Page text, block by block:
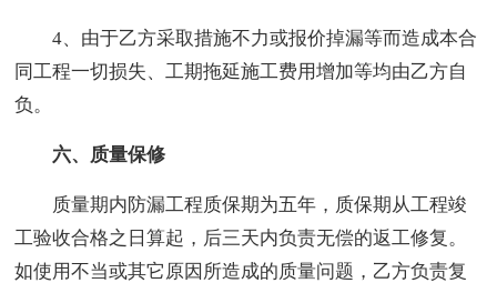
4、由于乙方采取措施不力或报价掉漏等而造成本合
同工程一切损失、工期拖延施工费用增加等均由乙方自
负。
六、质量保修
质量期内防漏工程质保期为五年，质保期从工程竣
工验收合格之日算起，后三天内负责无偿的返工修复。
如使用不当或其它原因所造成的质量问题，乙方负责复